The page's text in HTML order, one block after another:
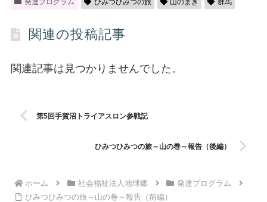
発達プログラム ひみつひみつの旅 山のまき 群馬
関連の投稿記事
関連記事は見つかりませんでした。
第5回手賀沼トライアスロン参戦記
ひみつひみつの旅～山の巻～報告（後編）
ホーム 社会福祉法人地球郷
発達プログラム
ひみつひみつの旅～山の巻～報告（前編）